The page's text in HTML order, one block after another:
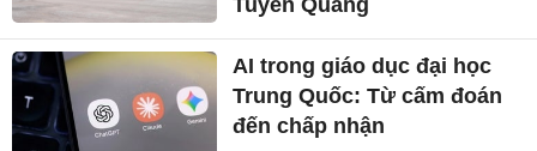
AI trong giáo dục đại học
Trung Quốc: Từ cấm đoán
đến chấp nhận